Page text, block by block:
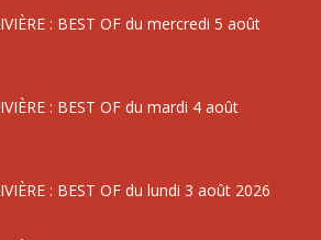
: BEST OF du mercredi 5 août
: BEST OF du mardi 4 août
: BEST OF du lundi 3 août 2026